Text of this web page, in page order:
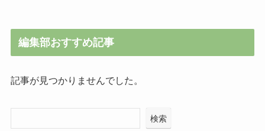
編集部おすすめ記事
記事が見つかりませんでした。
検索